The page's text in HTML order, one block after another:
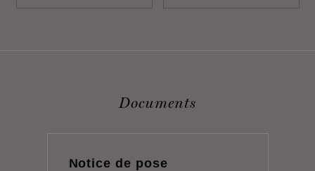
Documents
Notice de pose